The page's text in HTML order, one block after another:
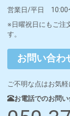
営業日/平日 10:00
※日曜祝日にもご注
す。
お問い合わ
ご不明な点はお気軽
お電話でのお問